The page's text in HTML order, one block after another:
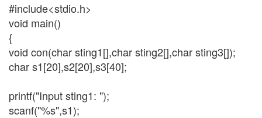
#include<stdio.h>
void main()
{
void con(char sting1[],char sting2[],char sting3[]);
char s1[20],s2[20],s3[40];
printf("Input sting1: ");
scanf("%s",s1);